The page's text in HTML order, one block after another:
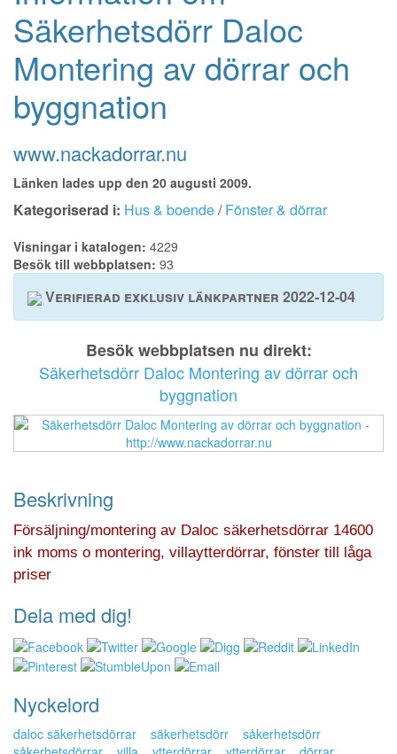
Säkerhetsdörr Daloc
Montering av dörrar och
byggnation
www.nackadorrar.nu
Länken lades upp den 20 augusti 2009.
Kategoriserad i: Hus & boende/Fönster & dörrar
Visningar i katalogen: 4229
Besök till webbplatsen: 93
Verifierad exklusiv länkpartner 2022-12-04
Besök webbplatsen nu direkt:
Säkerhetsdörr Daloc Montering av dörrar och
byggnation
Beskrivning
Försäljning/montering av Daloc säkerhetsdörrar 14600
ink moms o montering, villaytterdörrar, fönster till låga
priser
Dela med dig!
Nyckelord
daloc säkerhetsdörrar säkerhetsdörr
såkerhetsdörr